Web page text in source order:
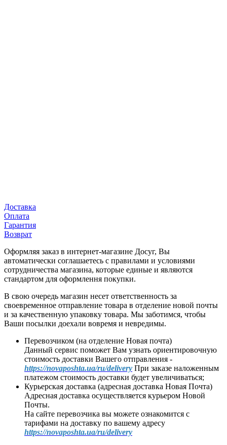
Доставка
Оплата
Гарантия
Возврат
Оформляя заказ в интернет-магазине Досуг, Вы
автоматически соглашаетесь с правилами и условиями
сотрудничества магазина, которые единые и являются
стандартом для оформлення покупки.
В свою очередь магазин несет ответственность за
своевременное отправление товара в отделение новой почты
и за качественную упаковку товара. Мы заботимся, чтобы
Ваши посылки доехали вовремя и невредимы.
Перевозчиком (на отделение Новая почта)
Данный сервис поможет Вам узнать ориентировочную
стоимость доставки Вашего отправления -
https://novaposhta.ua/ru/delivery При заказе наложенным
платежом стоимость доставки будет увеличиваться;
Курьерская доставка (адресная доставка Новая Почта)
Адресная доставка осуществляется курьером Новой
Почты.
На сайте перевозчика вы можете ознакомится с
тарифами на доставку по вашему адресу
https://novaposhta.ua/ru/delivery